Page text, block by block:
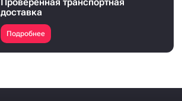
доставка
Подробнее